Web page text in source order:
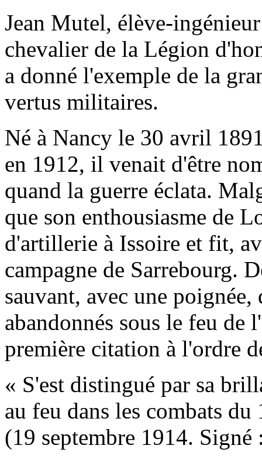
Jean Mutel, élève-
chevalier de la Légion
a donné l'exemple de la
vertus militaires.
Né à Nancy le 30 avril
en 1912, il venait d'être
quand la guerre éclata.
que son enthousiasme de
d'artillerie à Issoire et fit,
campagne de Sarrebourg.
sauvant, avec une
abandonnés sous le feu
première citation à l'ordre
« S'est distingué par sa
au feu dans les combats
(19 septembre 1914.